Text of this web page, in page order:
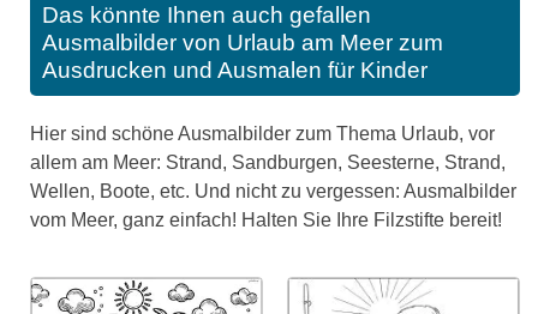
Das könnte Ihnen auch gefallen
Ausmalbilder von Urlaub am Meer zum
Ausdrucken und Ausmalen für Kinder
Hier sind schöne Ausmalbilder zum Thema Urlaub, vor
allem am Meer: Strand, Sandburgen, Seesterne, Strand,
Wellen, Boote, etc. Und nicht zu vergessen: Ausmalbilder
vom Meer, ganz einfach! Halten Sie Ihre Filzstifte bereit!